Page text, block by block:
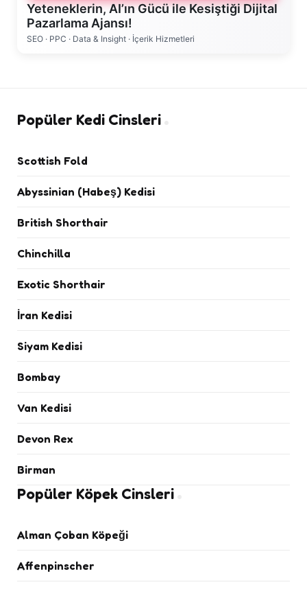
Yeteneklerin, AI’ın Gücü ile Kesiştiği Dijital
Pazarlama Ajansı!
SEO · PPC · Data & Insight · İçerik Hizmetleri
Popüler Kedi Cinsleri
Scottish Fold
Abyssinian (Habeş) Kedisi
British Shorthair
Chinchilla
Exotic Shorthair
İran Kedisi
Siyam Kedisi
Bombay
Van Kedisi
Devon Rex
Birman
Popüler Köpek Cinsleri
Alman Çoban Köpeği
Affenpinscher